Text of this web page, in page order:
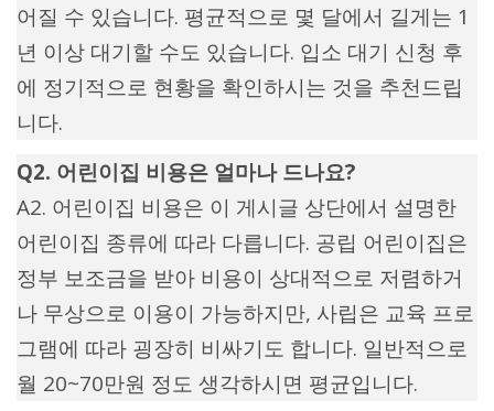
어질 수 있습니다. 평균적으로 몇 달에서 길게는 1
년 이상 대기할 수도 있습니다. 입소 대기 신청 후
에 정기적으로 현황을 확인하시는 것을 추천드립
니다.
Q2. 어린이집 비용은 얼마나 드나요?
A2. 어린이집 비용은 이 게시글 상단에서 설명한
어린이집 종류에 따라 다릅니다. 공립 어린이집은
정부 보조금을 받아 비용이 상대적으로 저렴하거
나 무상으로 이용이 가능하지만, 사립은 교육 프로
그램에 따라 굉장히 비싸기도 합니다. 일반적으로
월 20~70만원 정도 생각하시면 평균입니다.